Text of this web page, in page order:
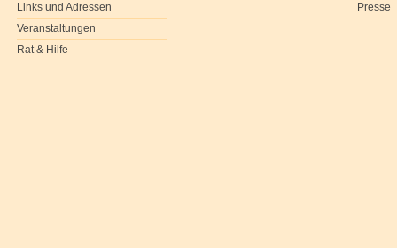
Links und Adressen
Veranstaltungen
Rat & Hilfe
Presse